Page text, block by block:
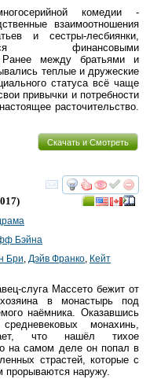
комедии -
взаимоотношения
и сестры-лесбиянки,
финансовыми
Ранее между братьями и
теплые и дружеские
статуса всё чаще
привычки и потребности
расточительство.
Скачать и Смотреть
смотреть
Бэйна
Бри, Дэйв Франко, Кейт
слуга Массето бежит от
хозяина в монастырь под
наёмника. Оказавшись
монахинь,
что нашёл тихое
на самом деле он попал в
страстей, которые с
прорываются наружу.